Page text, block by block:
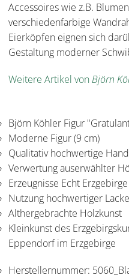
Accessoires wie z.B.
verschiedenfarbige
Eierköpfen eignen sich
Gestaltung moderner
Weitere Artikel vonBjörn
Björn Köhler Figur
Moderne Figur (9 cm)
Qualitativ hochwertige
Verwertung auserwählter
Erzeugnisse Echt Erzgebirge
Nutzung hochwertiger
Althergebrachte Holzkunst
Kleinkunst des
Eppendorf im Erzgebirge
Herstellernummer: